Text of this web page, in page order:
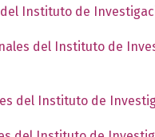
Instituto de
del Instituto de
del Instituto de